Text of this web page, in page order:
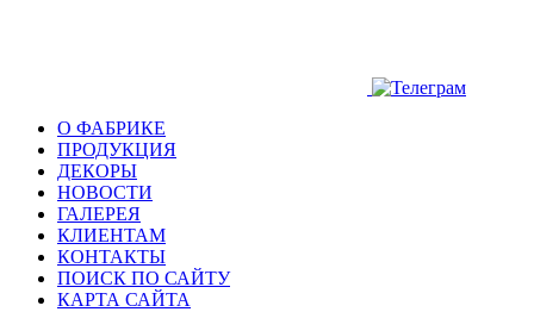
О ФАБРИКЕ
ПРОДУКЦИЯ
ДЕКОРЫ
НОВОСТИ
ГАЛЕРЕЯ
КЛИЕНТАМ
КОНТАКТЫ
ПОИСК ПО САЙТУ
КАРТА САЙТА